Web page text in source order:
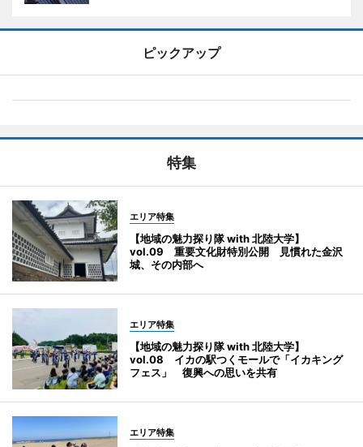
ピックアップ
特集
エリア特集
【地域の魅力探り隊 with 北陸大学】
vol.09 重要文化財特別公開 見慣れた金沢
城、その内部へ
エリア特集
【地域の魅力探り隊 with 北陸大学】
vol.08 イカの駅つくモールで「イカキング
フェス」 復興への思いを共有
エリア特集